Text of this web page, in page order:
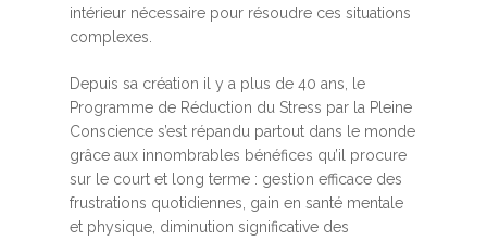
intérieur nécessaire pour résoudre ces situations
complexes.
Depuis sa création il y a plus de 40 ans, le
Programme de Réduction du Stress par la Pleine
Conscience s’est répandu partout dans le monde
grâce aux innombrables bénéfices qu’il procure
sur le court et long terme : gestion efficace des
frustrations quotidiennes, gain en santé mentale
et physique, diminution significative des